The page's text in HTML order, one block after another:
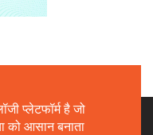
प्लेटफॉर्म है जो
को आसान बनाता